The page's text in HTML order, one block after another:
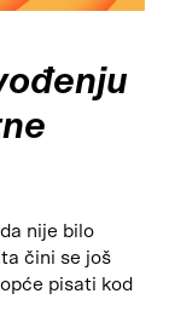
nije bilo
čini se još
pisati kod